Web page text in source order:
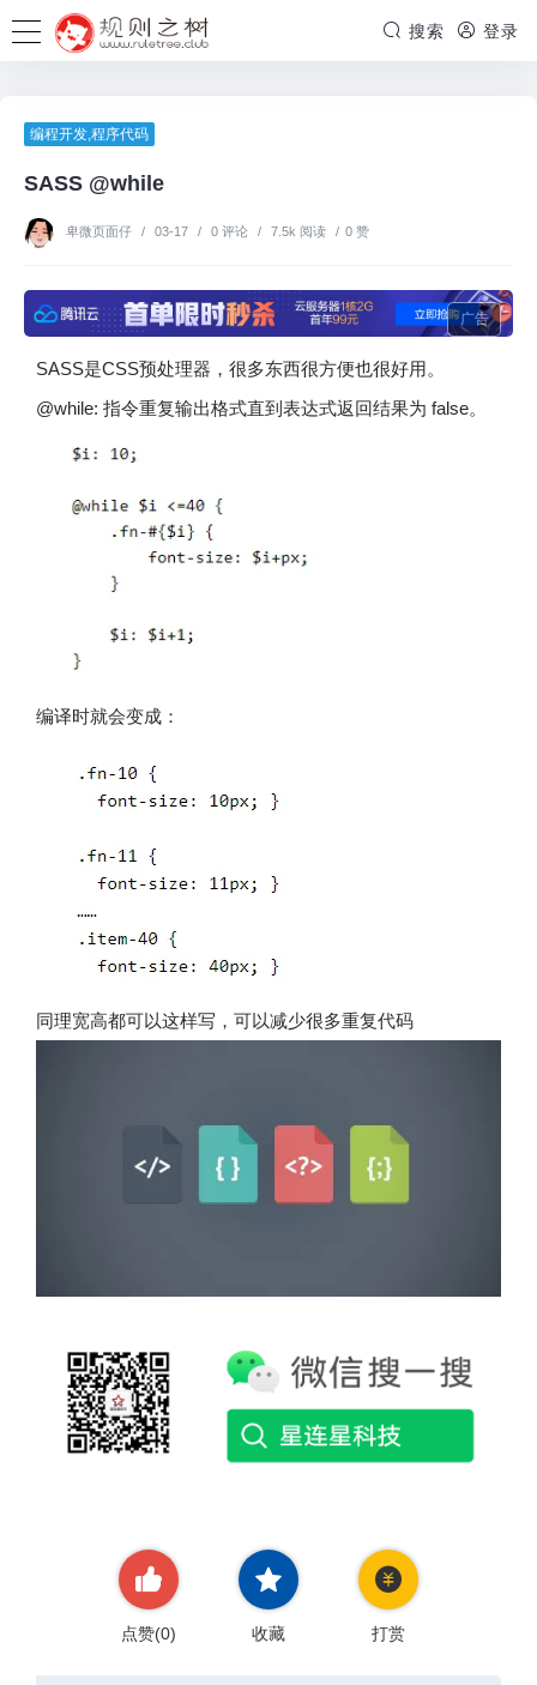
搜索 登录
编程开发,程序代码
SASS @while
卑微页面仔 / 03-17 / 0 评论 / 7.5k 阅读 / 0 赞
广告
SASS是CSS预处理器，很多东西很方便也很好用。
@while: 指令重复输出格式直到表达式返回结果为 false。
编译时就会变成：
同理宽高都可以这样写，可以减少很多重复代码
点赞(0) 收藏 打赏